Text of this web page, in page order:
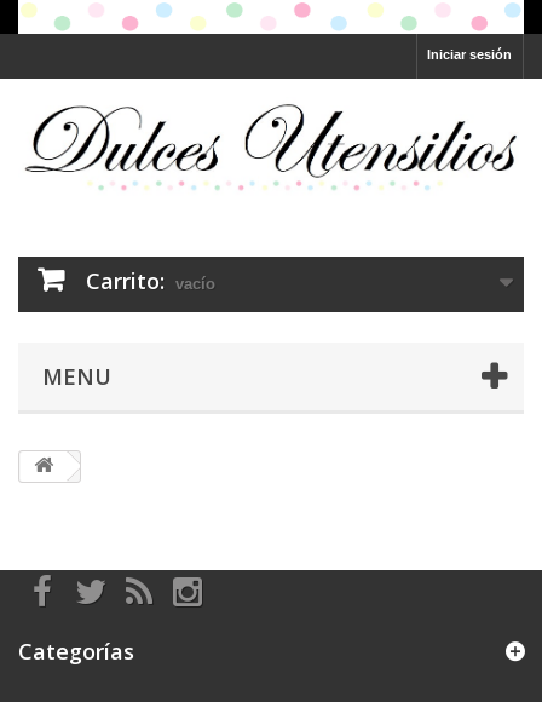
Iniciar sesión
Carrito: vacío
MENU
Categorías